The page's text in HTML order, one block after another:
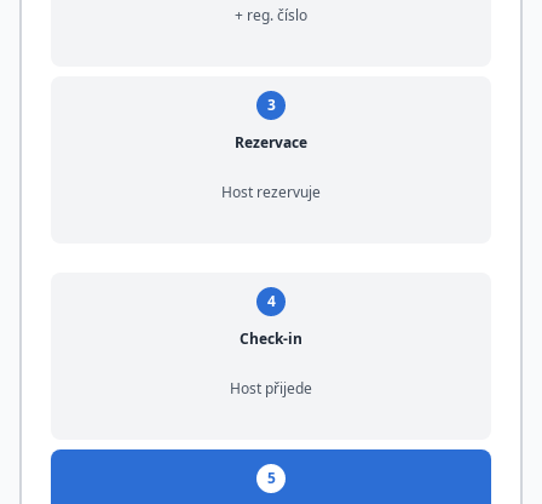
+ reg. číslo
3
Rezervace
Host rezervuje
4
Check-in
Host přijede
5